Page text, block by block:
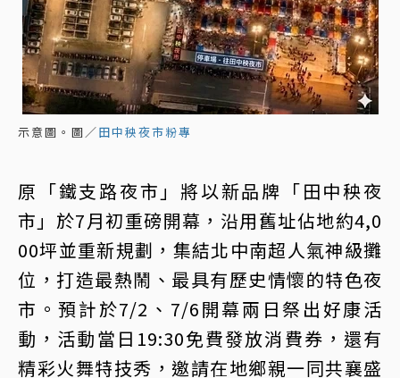
示意圖。圖／田中秧夜市粉專
原「鐵支路夜市」將以新品牌「田中秧夜
市」於7月初重磅開幕，沿用舊址佔地約4,0
00坪並重新規劃，集結北中南超人氣神級攤
位，打造最熱鬧、最具有歷史情懷的特色夜
市。預計於7/2、7/6開幕兩日祭出好康活
動，活動當日19:30免費發放消費券，還有
精彩火舞特技秀，邀請在地鄉親一同共襄盛